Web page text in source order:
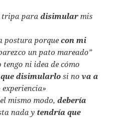
tripa paradisimular mis
postura porquecon mi
un pato mareado”
tengo ni idea de cómo
que disimularlosi no va a
experiencia»
mismo modo,debería
nada y tendría que